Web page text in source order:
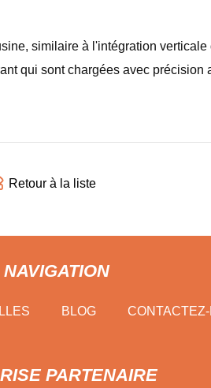
similaire à l'intégration
qui sont chargées avec précision
Retour à la liste
BLOG
PARTENAIRE